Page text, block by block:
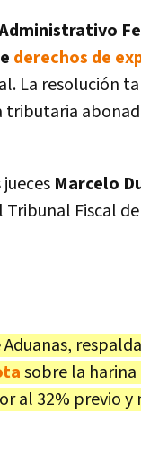
derechos de
La resolución
Marcelo
Fiscal
sobre la
al 32% previo